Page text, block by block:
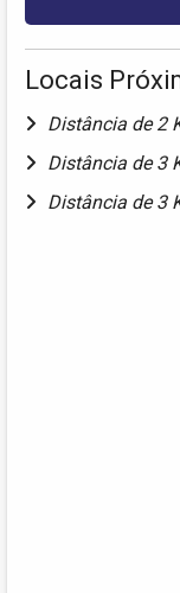
Locais
Distância de 2
Distância de 3
Distância de 3